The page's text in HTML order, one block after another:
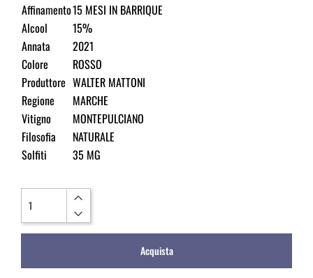
Affinamento15 MESI IN BARRIQUE
Alcool
15%
Annata
2021
Colore
ROSSO
Produttore WALTER MATTONI
Regione
MARCHE
Vitigno
MONTEPULCIANO
Filosofia
NATURALE
Solfiti
35 MG
Acquista